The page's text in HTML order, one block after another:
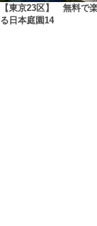
【東京23区】 無料で
る日本庭園14